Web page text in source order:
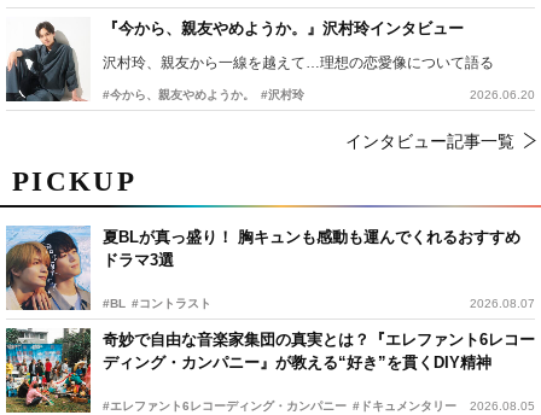
PICKUP
夏BLが真っ盛り！ 胸キュンも感動も運んでくれるおすすめ
ドラマ3選
#BL #コントラスト 2026.08.07
奇妙で自由な音楽家集団の真実とは？『エレファント6レコー
ディング・カンパニー』が教える“好き”を貫くDIY精神
#エレファント6レコーディング・カンパニー #ドキュメンタリー 2026.08.05
『今から、親友やめようか。』沢村玲インタビュー
沢村玲、親友から一線を越えて…理想の恋愛像について語る
#今から、親友やめようか。 #沢村玲 2026.06.20
インタビュー記事一覧